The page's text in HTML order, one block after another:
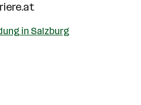
in Salzburg